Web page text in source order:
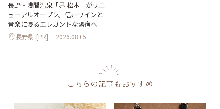
長野・浅間温泉「界 松本」がリニ
ューアルオープン。信州ワインと
音楽に浸るエレガントな湯宿へ
長野県 [PR] 2026.08.05
こちらの記事もおすすめ